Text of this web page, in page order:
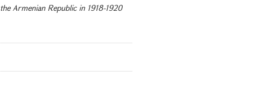
the Armenian Republic in 1918-1920